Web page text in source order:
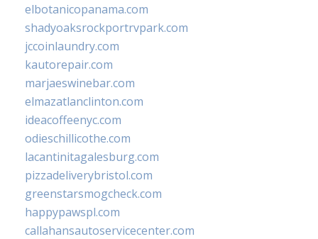
elbotanicopanama.com
shadyoaksrockportrvpark.com
jccoinlaundry.com
kautorepair.com
marjaeswinebar.com
elmazatlanclinton.com
ideacoffeenyc.com
odieschillicothe.com
lacantinitagalesburg.com
pizzadeliverybristol.com
greenstarsmogcheck.com
happypawspl.com
callahansautoservicecenter.com